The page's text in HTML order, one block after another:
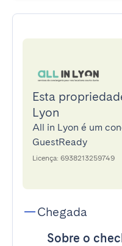
Esta
Lyon
All in Lyon é um
GuestReady
Licença: 6938213259749
Chegada
Sobre o